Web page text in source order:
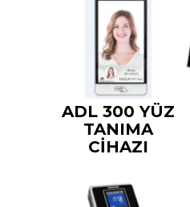
ADL 300 YÜZ
TANIMA
CİHAZI